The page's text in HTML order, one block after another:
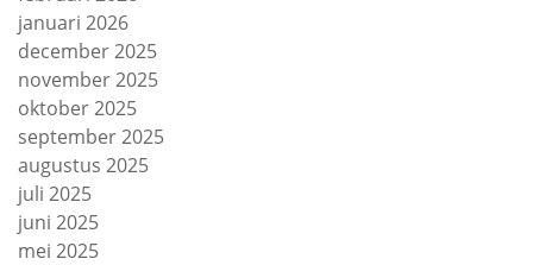
januari 2026
december 2025
november 2025
oktober 2025
september 2025
augustus 2025
juli 2025
juni 2025
mei 2025